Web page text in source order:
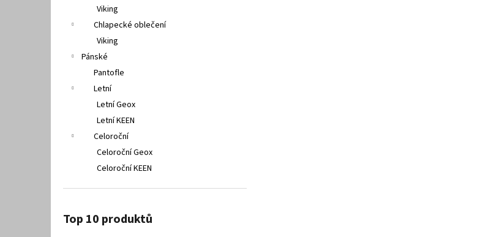
Viking
Chlapecké oblečení
Viking
Pánské
Pantofle
Letní
Letní Geox
Letní KEEN
Celoroční
Celoroční Geox
Celoroční KEEN
Top 10 produktů